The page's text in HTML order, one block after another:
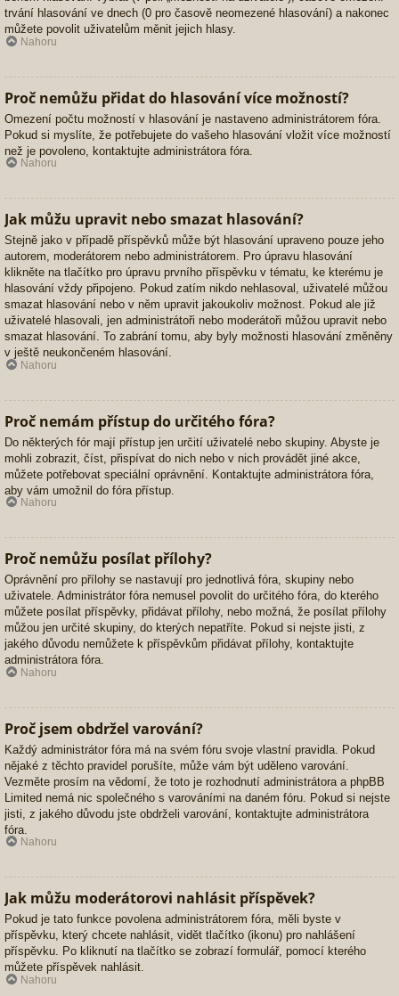
trvání hlasování ve dnech (0 pro časově neomezené hlasování) a nakonec
můžete povolit uživatelům měnit jejich hlasy.
Nahoru
Proč nemůžu přidat do hlasování více možností?
Omezení počtu možností v hlasování je nastaveno administrátorem fóra.
Pokud si myslíte, že potřebujete do vašeho hlasování vložit více možností
než je povoleno, kontaktujte administrátora fóra.
Nahoru
Jak můžu upravit nebo smazat hlasování?
Stejně jako v případě příspěvků může být hlasování upraveno pouze jeho
autorem, moderátorem nebo administrátorem. Pro úpravu hlasování
klikněte na tlačítko pro úpravu prvního příspěvku v tématu, ke kterému je
hlasování vždy připojeno. Pokud zatím nikdo nehlasoval, uživatelé můžou
smazat hlasování nebo v něm upravit jakoukoliv možnost. Pokud ale již
uživatelé hlasovali, jen administrátoři nebo moderátoři můžou upravit nebo
smazat hlasování. To zabrání tomu, aby byly možnosti hlasování změněny
v ještě neukončeném hlasování.
Nahoru
Proč nemám přístup do určitého fóra?
Do některých fór mají přístup jen určití uživatelé nebo skupiny. Abyste je
mohli zobrazit, číst, přispívat do nich nebo v nich provádět jiné akce,
můžete potřebovat speciální oprávnění. Kontaktujte administrátora fóra,
aby vám umožnil do fóra přístup.
Nahoru
Proč nemůžu posílat přílohy?
Oprávnění pro přílohy se nastavují pro jednotlivá fóra, skupiny nebo
uživatele. Administrátor fóra nemusel povolit do určitého fóra, do kterého
můžete posílat příspěvky, přidávat přílohy, nebo možná, že posílat přílohy
můžou jen určité skupiny, do kterých nepatříte. Pokud si nejste jisti, z
jakého důvodu nemůžete k příspěvkům přidávat přílohy, kontaktujte
administrátora fóra.
Nahoru
Proč jsem obdržel varování?
Každý administrátor fóra má na svém fóru svoje vlastní pravidla. Pokud
nějaké z těchto pravidel porušíte, může vám být uděleno varování.
Vezměte prosím na vědomí, že toto je rozhodnutí administrátora a phpBB
Limited nemá nic společného s varováními na daném fóru. Pokud si nejste
jisti, z jakého důvodu jste obdrželi varování, kontaktujte administrátora
fóra.
Nahoru
Jak můžu moderátorovi nahlásit příspěvek?
Pokud je tato funkce povolena administrátorem fóra, měli byste v
příspěvku, který chcete nahlásit, vidět tlačítko (ikonu) pro nahlášení
příspěvku. Po kliknutí na tlačítko se zobrazí formulář, pomocí kterého
můžete příspěvek nahlásit.
Nahoru